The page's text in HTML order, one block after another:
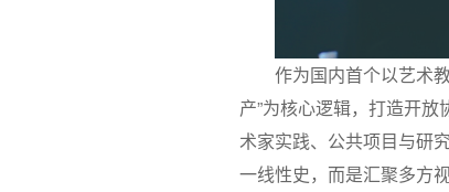
作为国内首个以艺术
产”为核心逻辑，打造开
术家实践、公共项目与研
一线性史，而是汇聚多方